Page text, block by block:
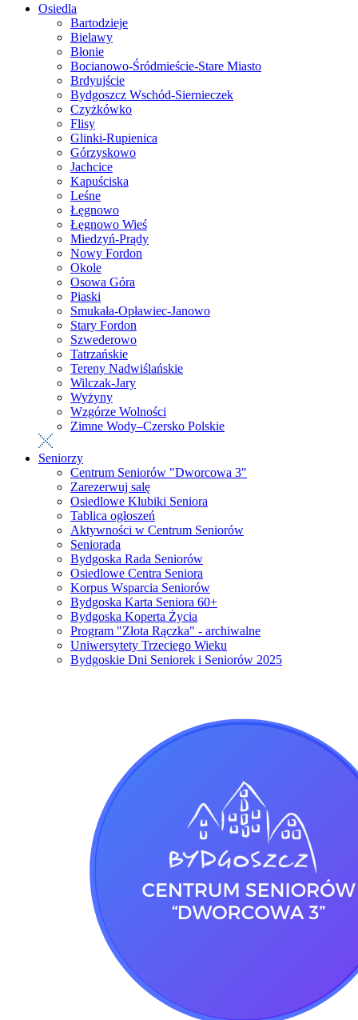
Osiedla
Bartodzieje
Bielawy
Błonie
Bocianowo-Śródmieście-Stare Miasto
Brdyujście
Bydgoszcz Wschód-Siernieczek
Czyżkówko
Flisy
Glinki-Rupienica
Górzyskowo
Jachcice
Kapuściska
Leśne
Łęgnowo
Łęgnowo Wieś
Miedzyń-Prądy
Nowy Fordon
Okole
Osowa Góra
Piaski
Smukała-Opławiec-Janowo
Stary Fordon
Szwederowo
Tatrzańskie
Tereny Nadwiślańskie
Wilczak-Jary
Wyżyny
Wzgórze Wolności
Zimne Wody–Czersko Polskie
Seniorzy
Centrum Seniorów "Dworcowa 3"
Zarezerwuj salę
Osiedlowe Klubiki Seniora
Tablica ogłoszeń
Aktywności w Centrum Seniorów
Seniorada
Bydgoska Rada Seniorów
Osiedlowe Centra Seniora
Korpus Wsparcia Seniorów
Bydgoska Karta Seniora 60+
Bydgoska Koperta Życia
Program "Złota Rączka" - archiwalne
Uniwersytety Trzeciego Wieku
Bydgoskie Dni Seniorek i Seniorów 2025